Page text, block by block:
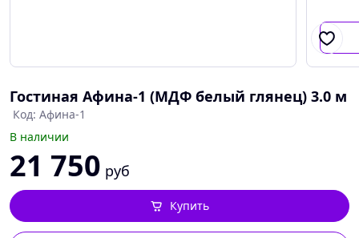
Гостиная Афина-1 (МДФ белый глянец) 3.0 м
Код: Афина-1
В наличии
21 750 руб
Купить